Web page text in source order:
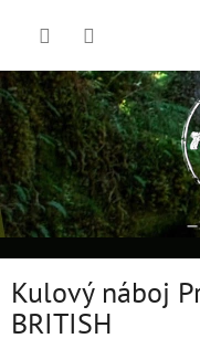
Kulový náboj
BRITISH